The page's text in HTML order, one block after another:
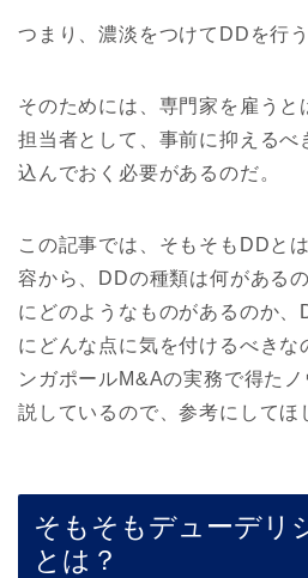
つまり、濃淡をつけてDDを行
そのためには、専門家を雇うと
担当者として、事前に抑えるべ
込んでおく必要があるのだ。
この記事では、そもそもDDと
容から、DDの種類は何がある
にどのようなものがあるのか
にどんな点に気を付けるべきな
ンガポールM&Aの実務で得た
説しているので、参考にしてほ
そもそもデューデリ
とは？